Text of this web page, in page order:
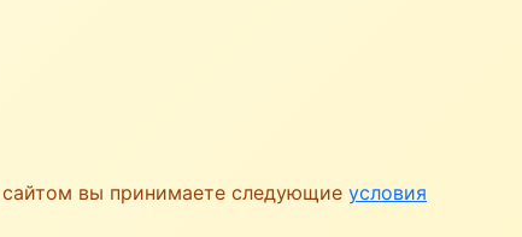
вы принимаете следующие условия